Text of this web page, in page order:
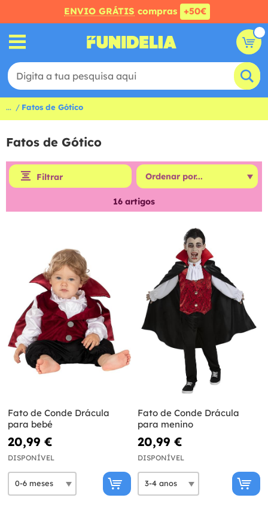
ENVIO GRÁTIS compras +50€
... Fatos de Gótico
Fatos de Gótico
Filtrar
16 artigos
Fato de Conde Drácula
para bebé
20,99 €
DISPONÍVEL
Fato de Conde Drácula
para menino
20,99 €
DISPONÍVEL